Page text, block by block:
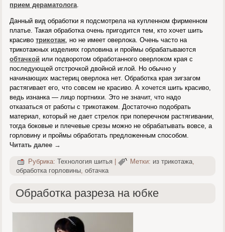
прием дераматолога
Данный вид обработки я подсмотрела на купленном фирменном
платье. Такая обработка очень пригодится тем, кто хочет шить
красивотрикотаж , но не имеет оверлока. Очень часто на
трикотажных изделиях горловина и проймы обрабатываются
обтачкой или подворотом обработанного оверлоком края с
последующей отстрочкой двойной иглой. Но обычно у
начинающих мастериц оверлока нет. Обработка края зигзагом
растягивает его, что совсем не красиво. А хочется шить красиво,
ведь изнанка — лицо портнихи. Это не значит, что надо
отказаться от работы с трикотажем. Достаточно подобрать
материал, который не дает стрелок при поперечном растягивании,
тогда боковые и плечевые срезы можно не обрабатывать вовсе, а
горловину и проймы обработать предложенным способом.
Читать далее →
Рубрика: Технология шитья | Метки: из трикотажа,
обработка горловины ,обтачка
Обработка разреза на юбке